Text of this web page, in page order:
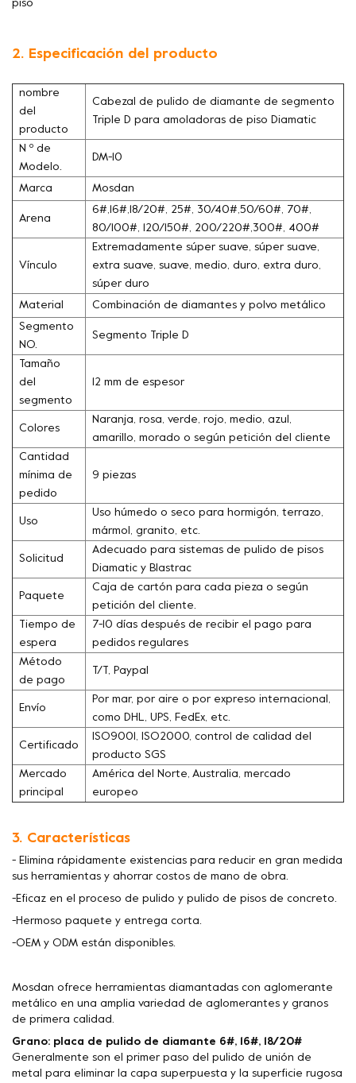
piso
2. Especificación del producto
nombre
del
producto
Cabezal de pulido de diamante de segmento
Triple D para amoladoras de piso Diamatic
N º de
Modelo.
DM-10
Marca Mosdan
Arena
6#,16#,18/20#, 25#, 30/40#,50/60#, 70#,
80/100#, 120/150#, 200/220#,300#, 400#
Vínculo
Extremadamente súper suave, súper suave,
extra suave, suave, medio, duro, extra duro,
súper duro
Material Combinación de diamantes y polvo metálico
Segmento
NO.
Segmento Triple D
Tamaño
del
segmento
12 mm de espesor
Colores
Naranja, rosa, verde, rojo, medio, azul,
amarillo, morado o según petición del cliente
Cantidad
mínima de
pedido
9 piezas
Uso
Uso húmedo o seco para hormigón, terrazo,
mármol, granito, etc.
Solicitud
Adecuado para sistemas de pulido de pisos
Diamatic y Blastrac
Paquete
Caja de cartón para cada pieza o según
petición del cliente.
Tiempo de
espera
7-10 días después de recibir el pago para
pedidos regulares
Método
de pago
T/T, Paypal
Envío
Por mar, por aire o por expreso internacional,
como DHL, UPS, FedEx, etc.
Certificado
ISO9001, ISO2000, control de calidad del
producto SGS
Mercado
principal
América del Norte, Australia, mercado
europeo
3. Características
- Elimina rápidamente existencias para reducir en gran medida
sus herramientas y ahorrar costos de mano de obra.
-Eficaz en el proceso de pulido y pulido de pisos de concreto.
-Hermoso paquete y entrega corta.
-OEM y ODM están disponibles.
Mosdan ofrece herramientas diamantadas con aglomerante
metálico en una amplia variedad de aglomerantes y granos
de primera calidad.
Grano: placa de pulido de diamante 6#, 16#, 18/20#
Generalmente son el primer paso del pulido de unión de
metal para eliminar la capa superpuesta y la superficie rugosa